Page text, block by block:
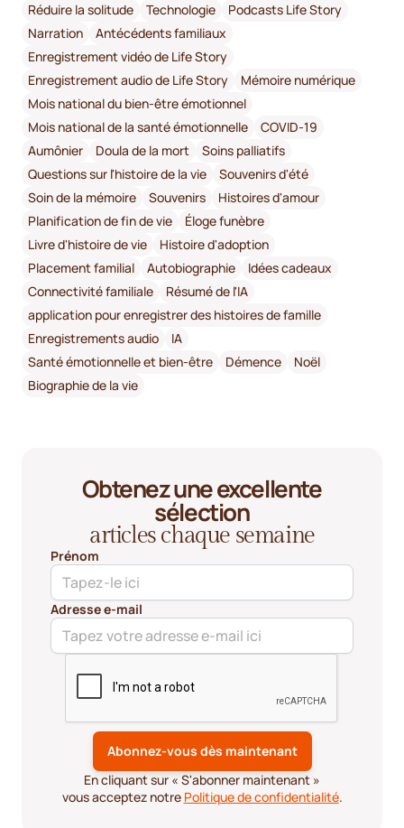
Réduire la solitude
Technologie
Podcasts Life Story
Narration
Antécédents familiaux
Enregistrement vidéo de Life Story
Enregistrement audio de Life Story
Mémoire numérique
Mois national du bien-être émotionnel
Mois national de la santé émotionnelle
COVID-19
Aumônier
Doula de la mort
Soins palliatifs
Questions sur l'histoire de la vie
Souvenirs d'été
Soin de la mémoire
Souvenirs
Histoires d'amour
Planification de fin de vie
Éloge funèbre
Livre d'histoire de vie
Histoire d'adoption
Placement familial
Autobiographie
Idées cadeaux
Connectivité familiale
Résumé de l'IA
application pour enregistrer des histoires de famille
Enregistrements audio
IA
Santé émotionnelle et bien-être
Démence
Noël
Biographie de la vie
Obtenez une excellente
sélection
articles chaque semaine
Prénom
Adresse e-mail
En cliquant sur « S'abonner maintenant »
vous acceptez notre Politique de confidentialité.